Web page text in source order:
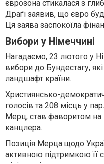
єврозона стикалася з
Драґі заявив, що євро
Ця заява заспокоїла
Вибори у Німеччині
Нагадаємо, 23 лютого у
вибори до Бундестагу,
ландшафт країни.
Християнсько-
голосів та 208 місць у
Мерц, став фаворитом на
канцлера.
Позиція Мерца щодо
активною підтримкою її